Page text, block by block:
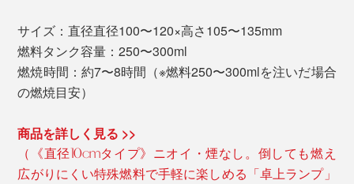
サイズ：直径直径100〜120×高さ105〜135mm
燃料タンク容量：250〜300ml
燃焼時間：約7〜8時間（※燃料250〜300mlを注いだ場合
の燃焼目安）
商品を詳しく見る >>
（《直径10cmタイプ》ニオイ・煙なし。倒しても燃え
広がりにくい特殊燃料で手軽に楽しめる「卓上ランプ」